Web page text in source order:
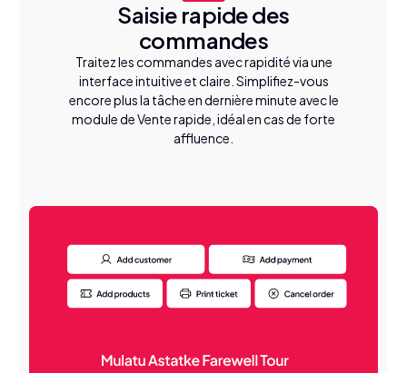
Saisie rapide des
commandes
Traitez les commandes avec rapidité via une
interface intuitive et claire. Simplifiez-vous
encore plus la tâche en dernière minute avec le
module de Vente rapide, idéal en cas de forte
affluence.